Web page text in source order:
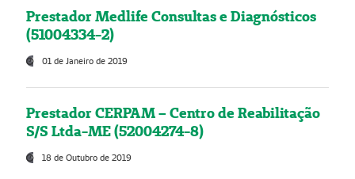
Prestador Medlife Consultas e Diagnósticos
(51004334-2)
01 de Janeiro de 2019
Prestador CERPAM – Centro de Reabilitação
S/S Ltda-ME (52004274-8)
18 de Outubro de 2019